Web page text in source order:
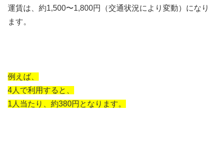
運賃は、約1,500〜1,800円（交通状況により変動）になり
ます。
例えば、
4人で利用すると、
1人当たり、約380円となります。